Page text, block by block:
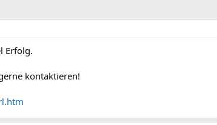
Erfolg.
kontaktieren!